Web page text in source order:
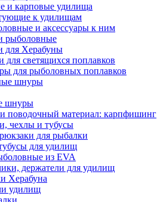
и карповые удилища
к удилищам
и аксессуары к ним
рыболовные
для Херабуны
для светящихся поплавков
для рыболовных поплавков
шнуры
шнуры
поводочный материал: карпфишинг
чехлы и тубусы
для рыбалки
для удилищ
из EVA
держатели для удилищ
Херабуна
удилищ